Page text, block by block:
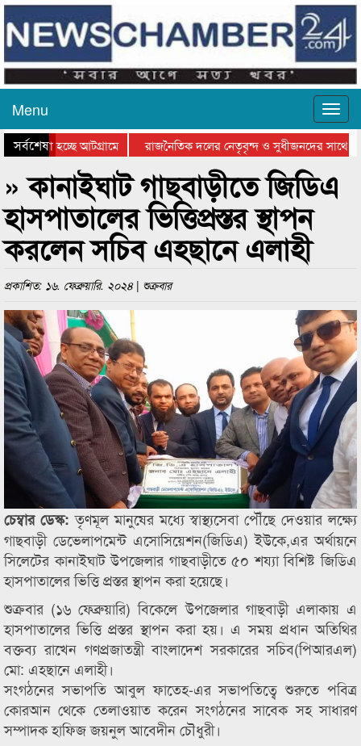
Menu
সর্বশেষহচ্ছে আটগ্রামে
রাজনৈতিক দলের নেতৃবৃন্দ ও সুধীজনদের সাথে
পুরস্কার বিতরণ সম্পন্ন
সিলেটে বাংলাদেশ গ্রুপ থিয়েটার ফেডারেশানের
» কানাইঘাট গাছবাড়ীতে জিডিএ
হাসপাতালের ভিত্তিপ্রস্তর স্থাপন
করলেন সচিব এহছানে এলাহী
প্রকাশিত: ১৬. ফেব্রুয়ারি. ২০২৪ | শুক্রবার
চেম্বার ডেস্ক:তৃণমূল মানুষের মধ্যে স্বাস্থ্যসেবা পৌঁছে দেওয়ার লক্ষ্যে
গাছবাড়ী ডেভেলাপমেন্ট এসোসিয়েশন(জিডিএ) ইউকে,এর অর্থায়নে
সিলেটের কানাইঘাট উপজেলার গাছবাড়ীতে ৫০ শয্যা বিশিষ্ট জিডিএ
হাসপাতালের ভিত্তি প্রস্তর স্থাপন করা হয়েছে।
শুক্রবার (১৬ ফেব্রুয়ারি) বিকেলে উপজেলার গাছবাড়ী এলাকায় এ
হাসপাতালের ভিত্তি প্রস্তর স্থাপন করা হয়। এ সময় প্রধান অতিথির
বক্তব্য রাখেন গণপ্রজাতন্ত্রী বাংলাদেশ সরকারের সচিব(পিআরএল)
মো: এহছানে এলাহী।
সংগঠনের সভাপতি আবুল ফাতেহ-এর সভাপতিত্বে শুরুতে পবিত্র
কোরআন থেকে তেলাওয়াত করেন সংগঠনের সাবেক সহ সাধারণ
সম্পাদক হাফিজ জয়নুল আবেদীন চৌধুরী।